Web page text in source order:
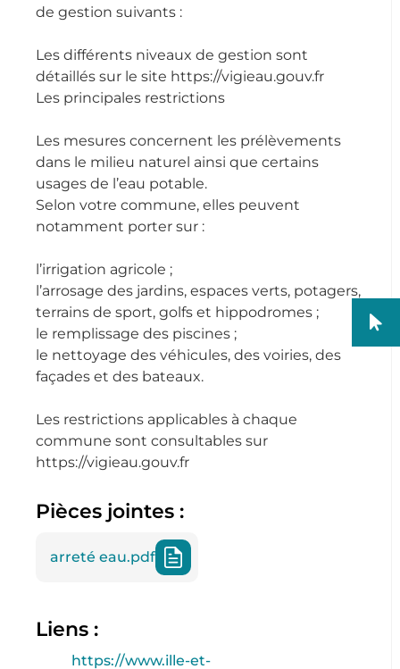
de gestion suivants :
Les différents niveaux de gestion sont
détaillés sur le site https://vigieau.gouv.fr
Les principales restrictions
Les mesures concernent les prélèvements
dans le milieu naturel ainsi que certains
usages de l’eau potable.
Selon votre commune, elles peuvent
notamment porter sur :
l’irrigation agricole ;
l’arrosage des jardins, espaces verts, potagers,
terrains de sport, golfs et hippodromes ;
le remplissage des piscines ;
le nettoyage des véhicules, des voiries, des
façades et des bateaux.
Les restrictions applicables à chaque
commune sont consultables sur
https://vigieau.gouv.fr
Pièces jointes :
arreté eau.pdf
Liens :
https://www.ille-et-